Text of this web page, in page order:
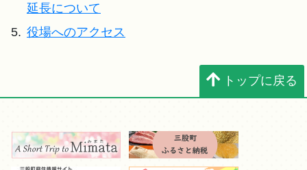
延長について
5. 役場へのアクセス
トップに戻る